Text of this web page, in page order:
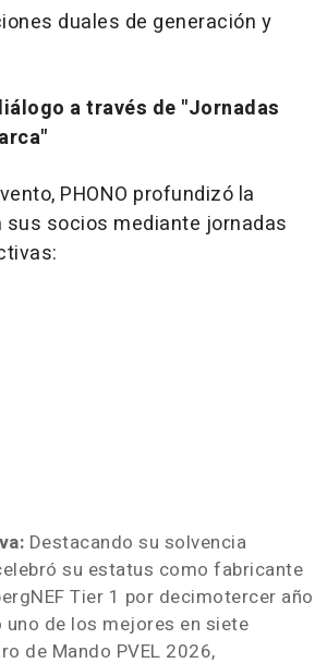
duales de generación y
a través de "Jornadas
PHONO profundizó la
socios mediante jornadas
Destacando su solvencia
su estatus como fabricante
Tier 1 por decimotercer año
de los mejores en siete
de Mando PVEL 2026,